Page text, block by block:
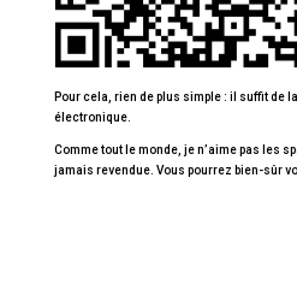
Pour cela, rien de plus simple : il suffit de
électronique.
Comme tout le monde, je n’aime pas les
jamais revendue. Vous pourrez bien-sûr